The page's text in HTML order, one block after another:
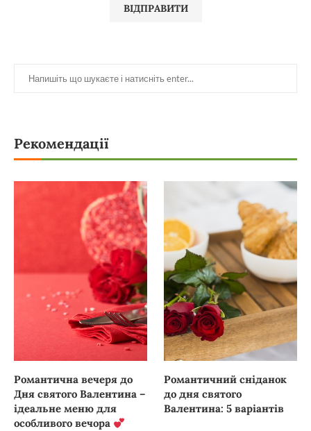
Рекомендації
Романтична вечеря до
Дня святого Валентина –
ідеальне меню для
особливого вечора
Романтичний сніданок
до дня святого
Валентина: 5 варіантів